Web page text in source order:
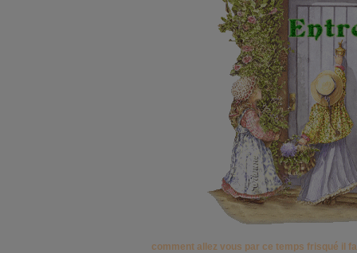
comment allez vous par ce temps frisqué il